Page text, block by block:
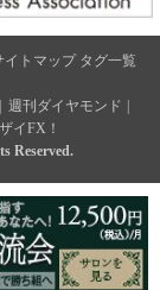
イトマップ タグ一覧
週刊ダイヤモンド
ザイFX！
Reserved.